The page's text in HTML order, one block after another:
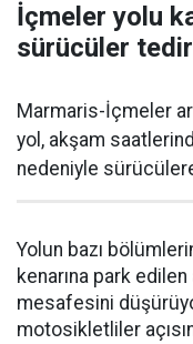
İçmeler yolu
sürücüler
Marmaris-İçmeler
yol, akşam
nedeniyle
Yolun bazı
kenarına park
mesafesini
motosikletliler